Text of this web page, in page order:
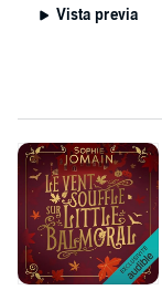
Vista previa